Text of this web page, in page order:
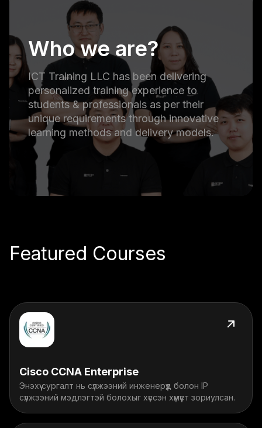
Who we are?
ICT Training LLC has been delivering
personalized training experience to
students & professionals as per their
unique requirements through innovative
learning methods and delivery models.
Featured Courses
Cisco CCNA Enterprise
Энэхүү cургалт нь сүлжээний инженерүүд болон IP
сүлжээний мэдлэгтэй болохыг хүссэн хүмүүст зориулсан.